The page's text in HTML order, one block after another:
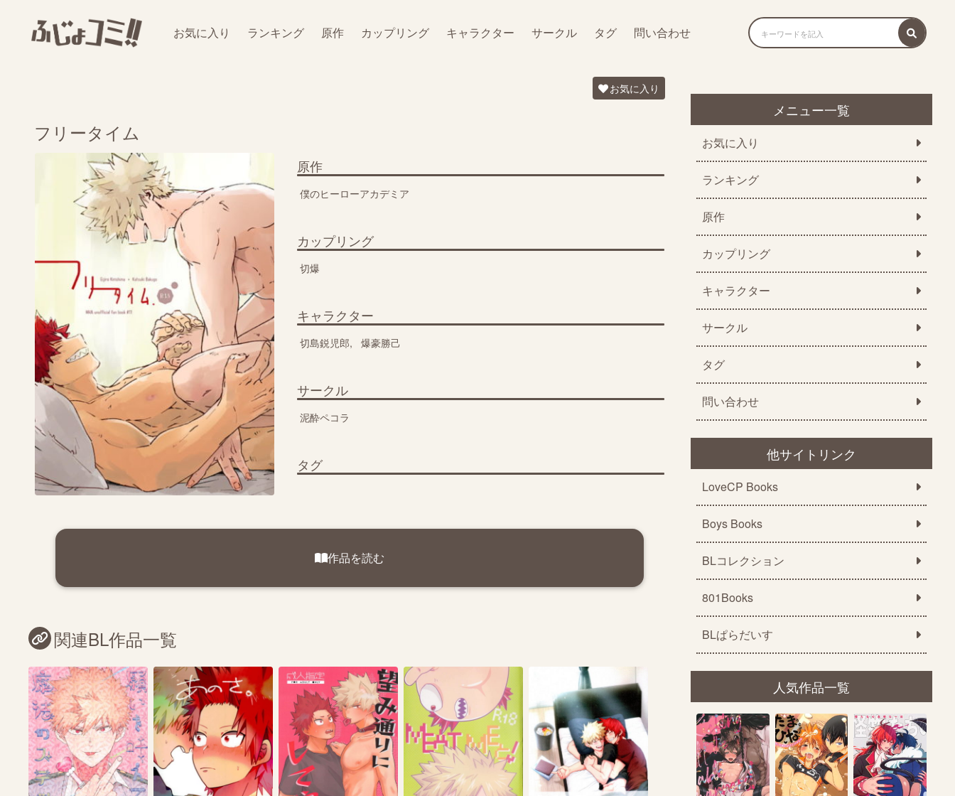
お気に入り ランキング 原作 カップリング キャラクター サークル タグ 問い合わせ
お気に入り
フリータイム
原作
僕のヒーローアカデミア
カップリング
切爆
キャラクター
切島鋭児郎 爆豪勝己
サークル
泥酔ペコラ
タグ
作品を読む
関連BL作品一覧
メニュー一覧
お気に入り
ランキング
原作
カップリング
キャラクター
サークル
タグ
問い合わせ
他サイトリンク
LoveCP Books
Boys Books
BLコレクション
801Books
BLぱらだいす
人気作品一覧